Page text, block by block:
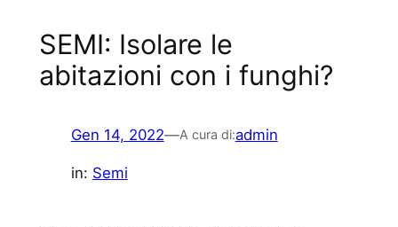
SEMI: Isolare le
abitazioni con i funghi?
Gen 14, 2022—A cura di:admin
in: Semi